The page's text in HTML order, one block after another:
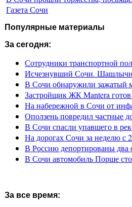
Газета Сочи
Популярные материалы
За сегодня:
Сотрудники транспортной
Исчезнувший Сочи.
В Сочи обнаружили зажатый
Застройщик ЖК Mantera готов
На набережной в Сочи от
Оползень повредил частные
В Сочи спасли упавшего в
На дорогах Сочи за неделю с
В Россию депортированы
В Сочи автомобиль Порше
За все время: